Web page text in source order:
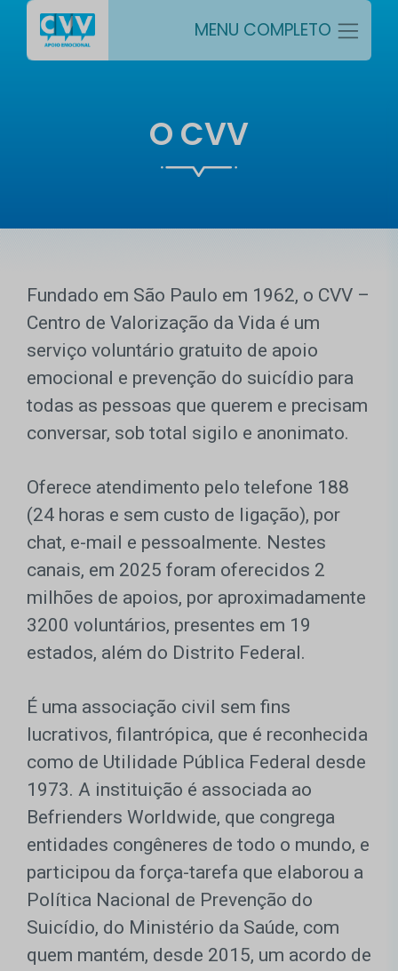
MENU COMPLETO
O CVV
Fundado em São Paulo em 1962, o CVV –
Centro de Valorização da Vida é um
serviço voluntário gratuito de apoio
emocional e prevenção do suicídio para
todas as pessoas que querem e precisam
conversar, sob total sigilo e anonimato.
Oferece atendimento pelo telefone 188
(24 horas e sem custo de ligação), por
chat, e-mail e pessoalmente. Nestes
canais, em 2025 foram oferecidos 2
milhões de apoios, por aproximadamente
3200 voluntários, presentes em 19
estados, além do Distrito Federal.
É uma associação civil sem fins
lucrativos, filantrópica, que é reconhecida
como de Utilidade Pública Federal desde
1973. A instituição é associada ao
Befrienders Worldwide, que congrega
entidades congêneres de todo o mundo, e
participou da força-tarefa que elaborou a
Política Nacional de Prevenção do
Suicídio, do Ministério da Saúde, com
quem mantém, desde 2015, um acordo de